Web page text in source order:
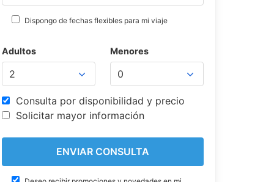
Dispongo de fechas flexibles para mi viaje
Adultos Menores
Consulta por disponibilidad y precio
Solicitar mayor información